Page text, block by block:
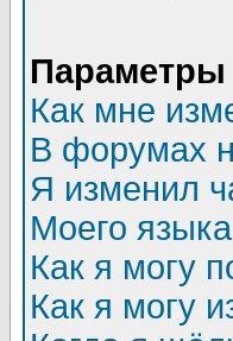
Параметры
Как мне
В форумах
Я изменил
Моего
Как я могу
Как я могу